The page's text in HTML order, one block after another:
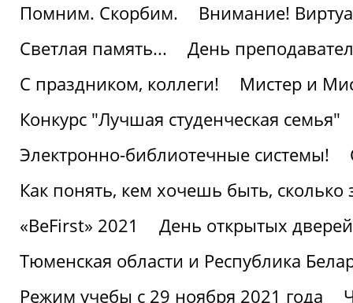
Помним. Скорбим.
Внимание!
Светлая память...
День
С праздником, коллеги!
Мистер и
Конкурс "Лучшая студенческая семья"
Электронно-библиотечные системы!
Как понять, кем хочешь быть, сколько
«BeFirst» 2021
День открытых
Тюменская области и Республика
Режим учебы с 29 ноября 2021 года